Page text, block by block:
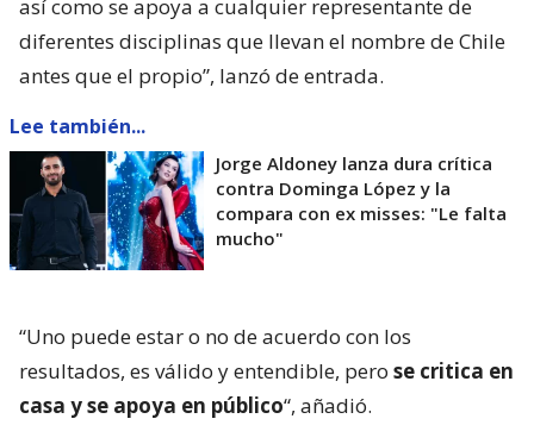
así como se apoya a cualquier representante de
diferentes disciplinas que llevan el nombre de Chile
antes que el propio”, lanzó de entrada.
Lee también...
Jorge Aldoney lanza dura crítica
contra Dominga López y la
compara con ex misses: "Le falta
mucho"
“Uno puede estar o no de acuerdo con los
resultados, es válido y entendible, pero se critica en
casa y se apoya en público“, añadió.